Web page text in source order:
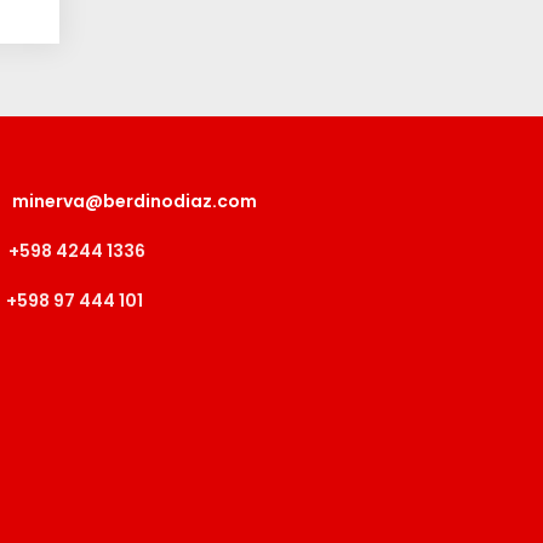
minerva@berdinodiaz.com
+598 4244 1336
+598 97 444 101